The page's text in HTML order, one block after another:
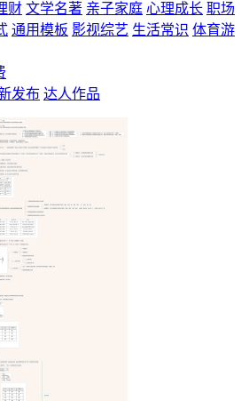
财 文学名著 亲子家庭 心理成长 职场
通用模板 影视综艺 生活常识 体育游
发布 达人作品